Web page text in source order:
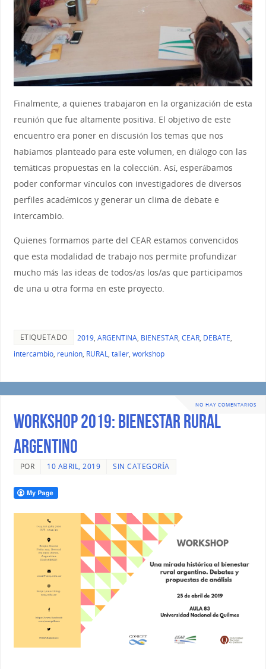
Finalmente, a quienes trabajaron en la organización de esta
reunión que fue altamente positiva. El objetivo de este
encuentro era poner en discusión los temas que nos
habíamos planteado para este volumen, en diálogo con las
temáticas propuestas en la colección. Así, esperábamos
poder conformar vínculos con investigadores de diversos
perfiles académicos y generar un clima de debate e
intercambio.
Quienes formamos parte del CEAR estamos convencidos
que esta modalidad de trabajo nos permite profundizar
mucho más las ideas de todos/as los/as que participamos
de una u otra forma en este proyecto.
ETIQUETADO 2019, ARGENTINA, BIENESTAR, CEAR, DEBATE,
intercambio, reunion, RURAL, taller, workshop
NO HAY COMENTARIOS
WORKSHOP 2019: BIENESTAR RURAL
ARGENTINO
POR 10 ABRIL, 2019 SIN CATEGORÍA